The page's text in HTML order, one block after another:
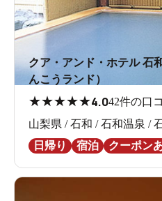
クア・アンド・ホテル 石
んこうランド）
★★★★★4.042件の口
山梨県 / 石和 / 石和温泉 /
日帰り
宿泊 クーポン